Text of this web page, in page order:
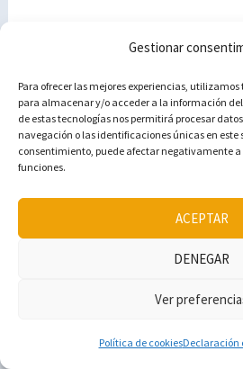
Gestionar
Para ofrecer las mejores experiencias,
para almacenar y/o acceder a la información
de estas tecnologías nos permitirá procesar
navegación o las identificaciones únicas en este
consentimiento, puede afectar negativamente
funciones.
ACEPTAR
DENEGAR
Ver
Política de cookiesDeclaración
Este sitio usa Akismet para reducir el
se procesan los datos de tus